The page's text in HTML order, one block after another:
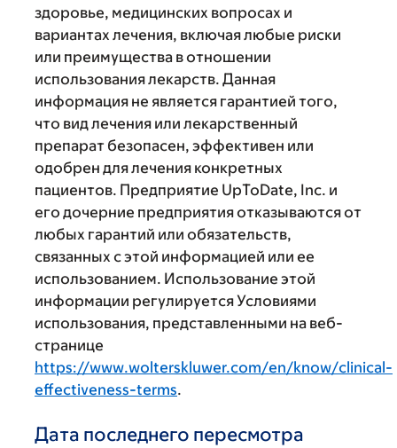
здоровье, медицинских вопросах и
вариантах лечения, включая любые риски
или преимущества в отношении
использования лекарств. Данная
информация не является гарантией того,
что вид лечения или лекарственный
препарат безопасен, эффективен или
одобрен для лечения конкретных
пациентов. Предприятие UpToDate, Inc. и
его дочерние предприятия отказываются от
любых гарантий или обязательств,
связанных с этой информацией или ее
использованием. Использование этой
информации регулируется Условиями
использования, представленными на веб-
странице
https://www.wolterskluwer.com/en/know/clinical-
effectiveness-terms.
Дата последнего пересмотра